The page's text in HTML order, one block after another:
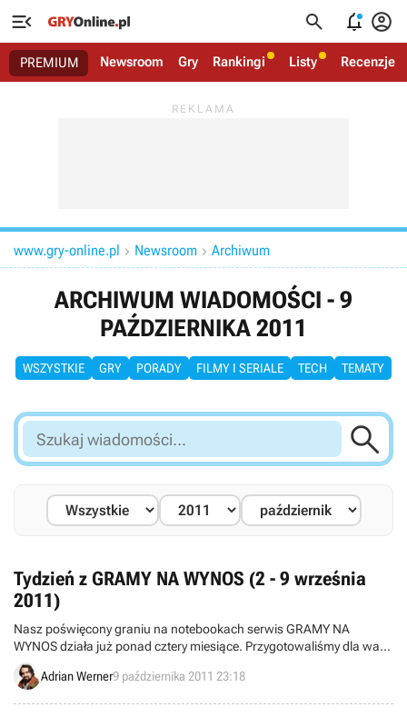
   
PREMIUM Newsroom Gry Rankingi Listy Recenzje
www.gry-online.pl  Newsroom  Archiwum
ARCHIWUM WIADOMOŚCI - 9
PAŹDZIERNIKA 2011
WSZYSTKIE GRY PORADY FILMY I SERIALE TECH TEMATY
Szukaj
wiadomości...

Tydzień z GRAMY NA WYNOS (2 - 9 września
2011)
Nasz poświęcony graniu na notebookach serwis GRAMY NA
WYNOS działa już ponad cztery miesiące. Przygotowaliśmy dla was
kolejnego newsa podsumowującego najnowsze ciekawe materiały
opublikowane ostatnio na tej stronie.
Adrian Werner9 października 2011 23:18